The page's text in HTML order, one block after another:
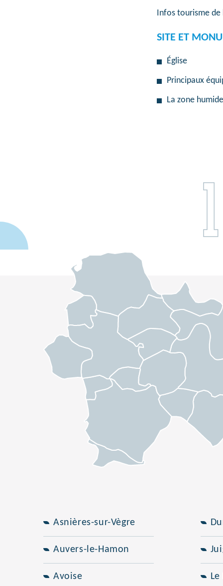
Infos tourisme
SITE ET
Église
Principaux
La zone
Asnières-sur-Vègre
Auvers-le-Hamon
Avoise